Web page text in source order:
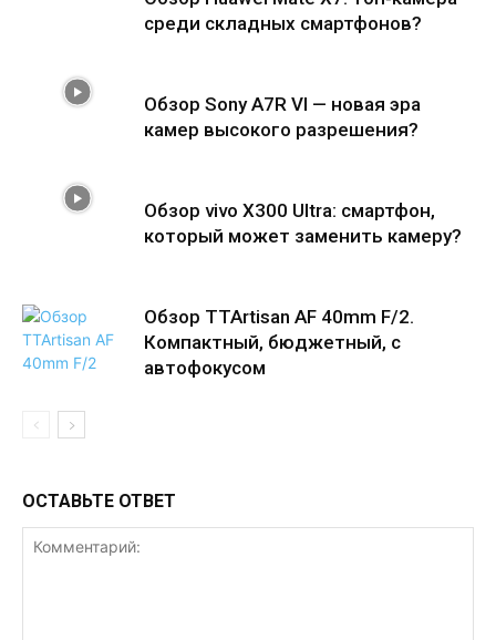
среди складных смартфонов?
Обзор Sony A7R VI — новая эра
камер высокого разрешения?
Обзор vivo X300 Ultra: смартфон,
который может заменить камеру?
Обзор TTArtisan AF 40mm F/2.
Компактный, бюджетный, с
автофокусом
ОСТАВЬТЕ ОТВЕТ